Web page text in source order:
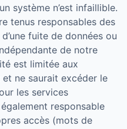
système n’est infaillible.
tenus responsables des
fuite de données ou
de notre
est limitée aux
ne saurait excéder le
les services
responsable
accès (mots de